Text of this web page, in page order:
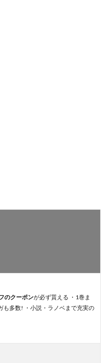
のクーポンが必ず貰える ・1巻ま
も多数! ・小説・ラノベまで充実の